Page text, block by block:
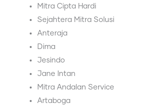
⁠Mitra Cipta Hardi
⁠Sejahtera Mitra Solusi
⁠Anteraja
⁠Dima
⁠Jesindo
⁠Jane Intan
⁠Mitra Andalan Service
⁠Artaboga